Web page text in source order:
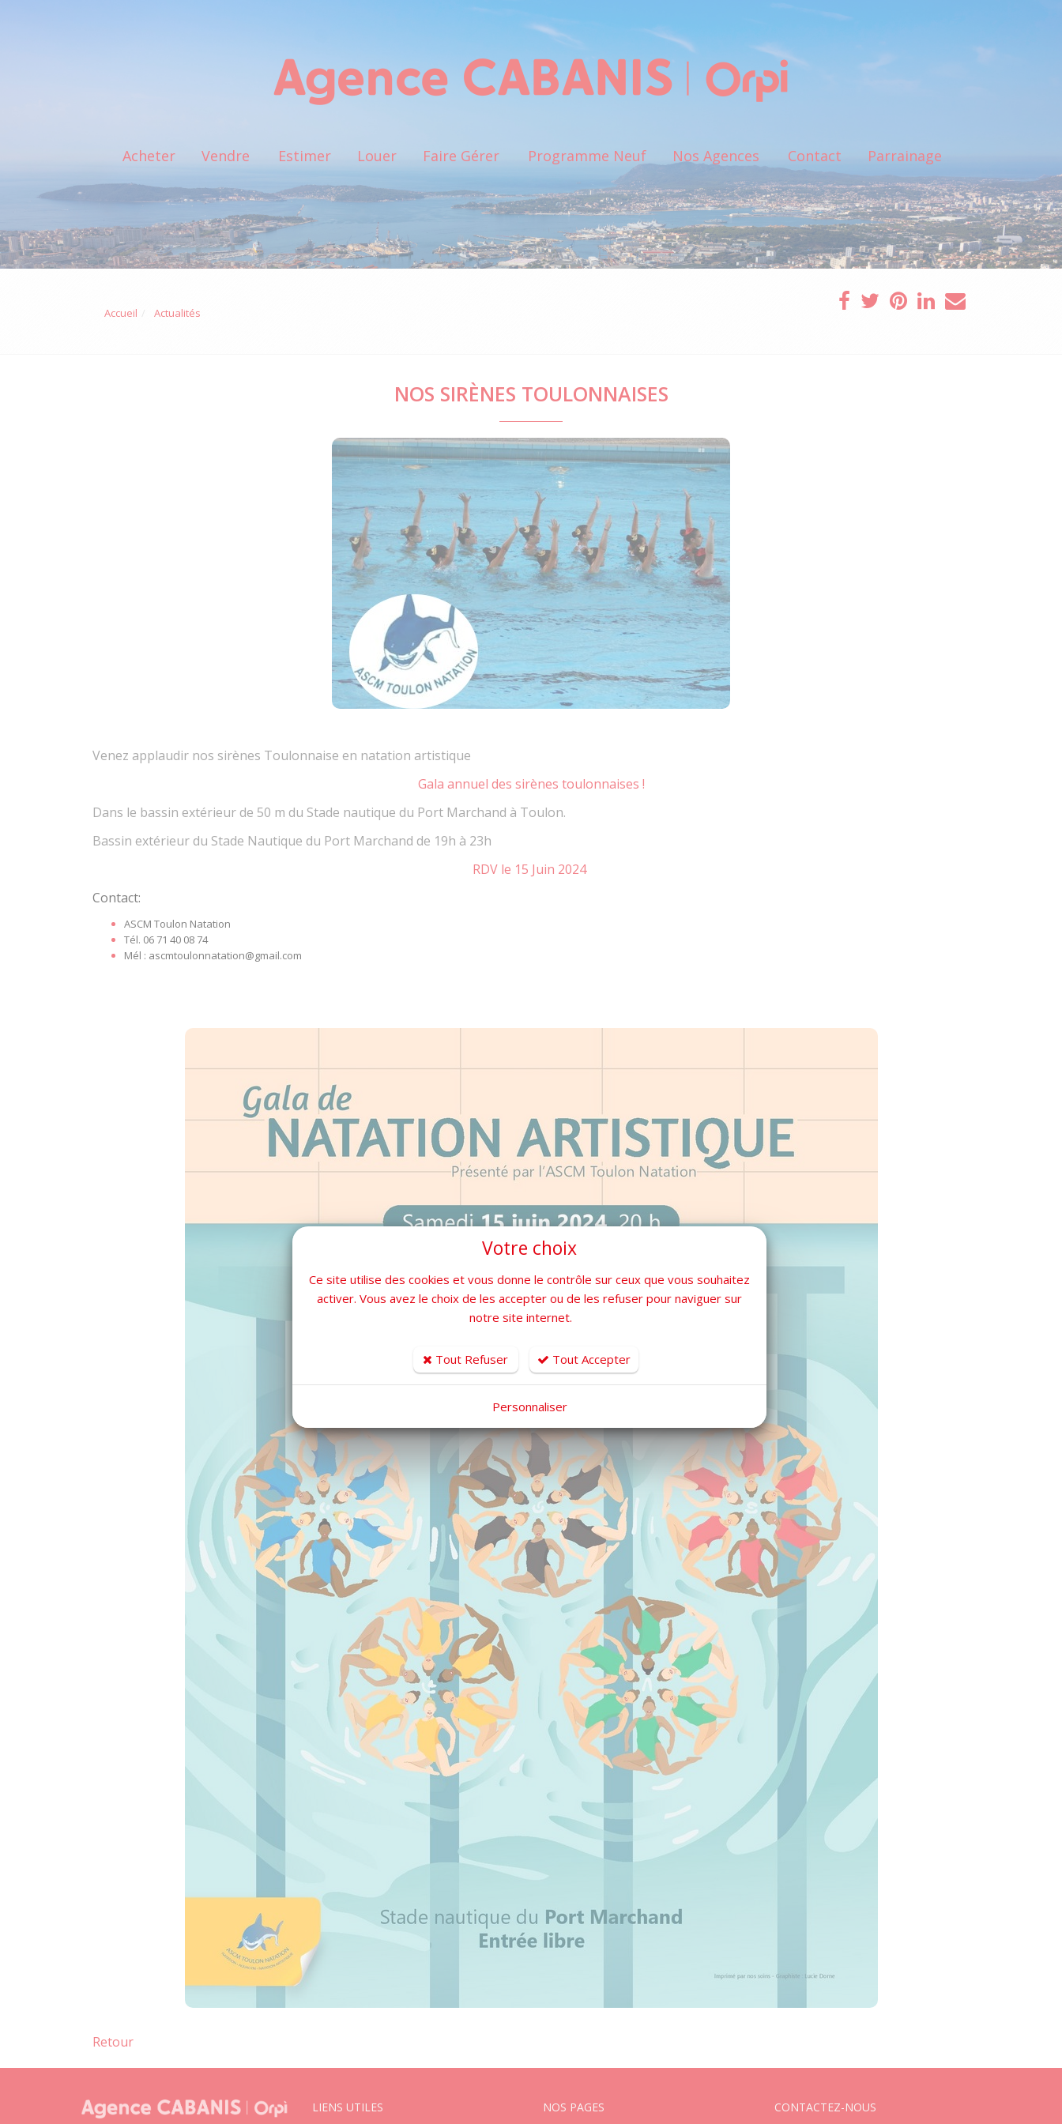
Acheter Vendre Estimer Louer Faire Gérer Programme Neuf Nos Agences Contact Parrainage
Accueil Actualités
NOS SIRÈNES TOULONNAISES
Venez applaudir nos sirènes Toulonnaise en natation artistique
Gala annuel des sirènes toulonnaises !
Dans le bassin extérieur de 50 m du Stade nautique du Port Marchand à Toulon.
Bassin extérieur du Stade Nautique du Port Marchand de 19h à 23h
RDV le 15 Juin 2024
Contact:
ASCM Toulon Natation
Tél. 06 71 40 08 74
Mél : ascmtoulonnatation@gmail.com
Retour
LIENS UTILES NOS PAGES CONTACTEZ-NOUS
Votre choix
Ce site utilise des cookies et vous donne le contrôle sur ceux que vous souhaitez
activer. Vous avez le choix de les accepter ou de les refuser pour naviguer sur
notre site internet.
Tout Refuser Tout Accepter
Personnaliser